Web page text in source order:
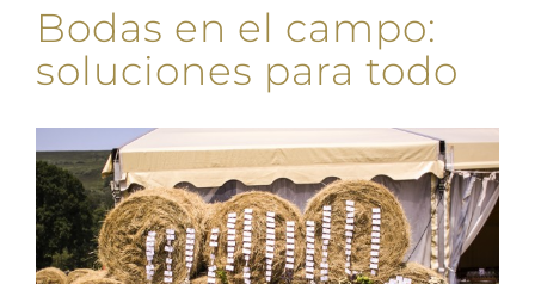
Bodas en el campo:
soluciones para todo